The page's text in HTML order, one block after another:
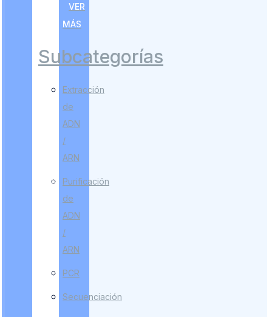
VER
MÁS
Subcategorías
Extracción
de
ADN
/
ARN
Purificación
de
ADN
/
ARN
PCR
Secuenciación